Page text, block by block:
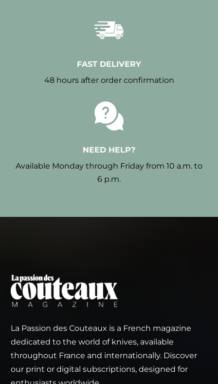
FAST DELIVERY
48 hours after order confirmation
NEED HELP?
Available Monday through Friday from 10 a.m. to
6 p.m.
La Passion des Couteaux is a French magazine
dedicated to the world of knives, available
throughout France and internationally. Discover
our print or digital subscriptions, designed for